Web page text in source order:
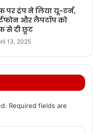
पर ट्रंप ने लिया यू-टर्न,
और लैपटॉप को
से दी छूट
13, 2025
Required fields are